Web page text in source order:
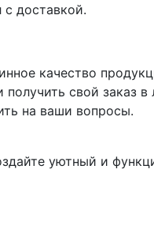
с доставкой.
качество
свой заказ
на ваши вопросы.
уютный и